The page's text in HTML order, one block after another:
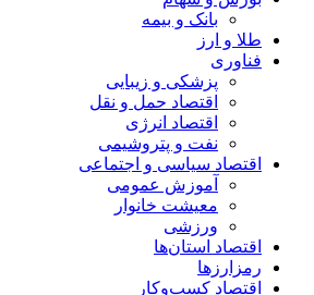
بانک و بیمه
طلا و ارز
فناوری
پزشکی و زیبایی
اقتصاد حمل و نقل
اقتصاد انرژی
نفت و پتروشیمی
اقتصاد سیاسی و اجتماعی
آموزش عمومی
معیشت خانوار
ورزشی
اقتصاد استان‌ها
رمزارزها
اقتصاد کسب‌و‌کار